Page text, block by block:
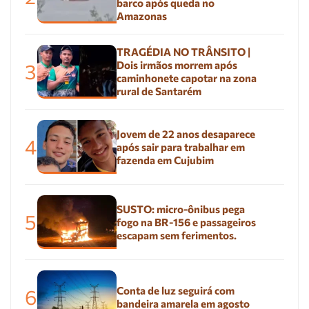
barco após queda no
Amazonas
3
TRAGÉDIA NO TRÂNSITO |
Dois irmãos morrem após
caminhonete capotar na zona
rural de Santarém
4
Jovem de 22 anos desaparece
após sair para trabalhar em
fazenda em Cujubim
5
SUSTO: micro-ônibus pega
fogo na BR-156 e passageiros
escapam sem ferimentos.
6
Conta de luz seguirá com
bandeira amarela em agosto